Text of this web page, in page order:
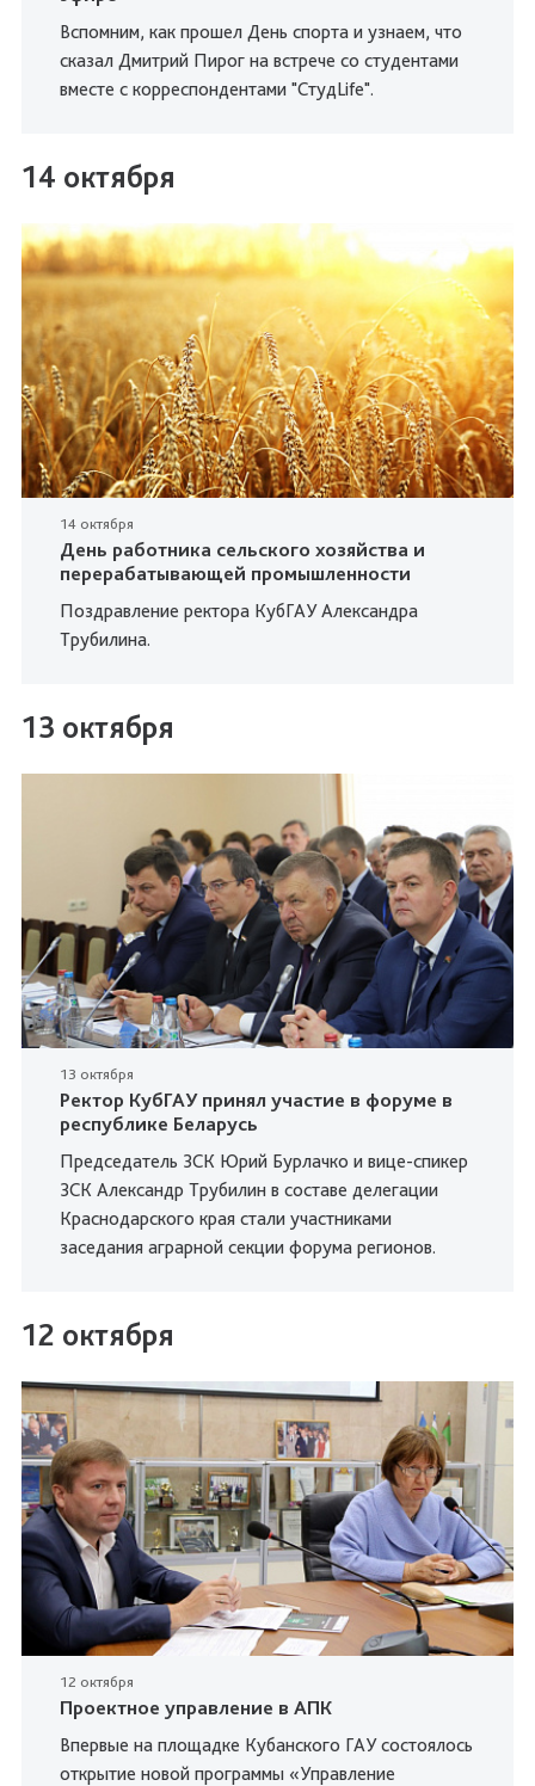
Вспомним, как прошел День спорта и узнаем, что
сказал Дмитрий Пирог на встрече со студентами
вместе с корреспондентами "СтудLife".
14 октября
14 октября
День работника сельского хозяйства и
перерабатывающей промышленности
Поздравление ректора КубГАУ Александра
Трубилина.
13 октября
13 октября
Ректор КубГАУ принял участие в форуме в
республике Беларусь
Председатель ЗСК Юрий Бурлачко и вице-спикер
ЗСК Александр Трубилин в составе делегации
Краснодарского края стали участниками
заседания аграрной секции форума регионов.
12 октября
12 октября
Проектное управление в АПК
Впервые на площадке Кубанского ГАУ состоялось
открытие новой программы «Управление